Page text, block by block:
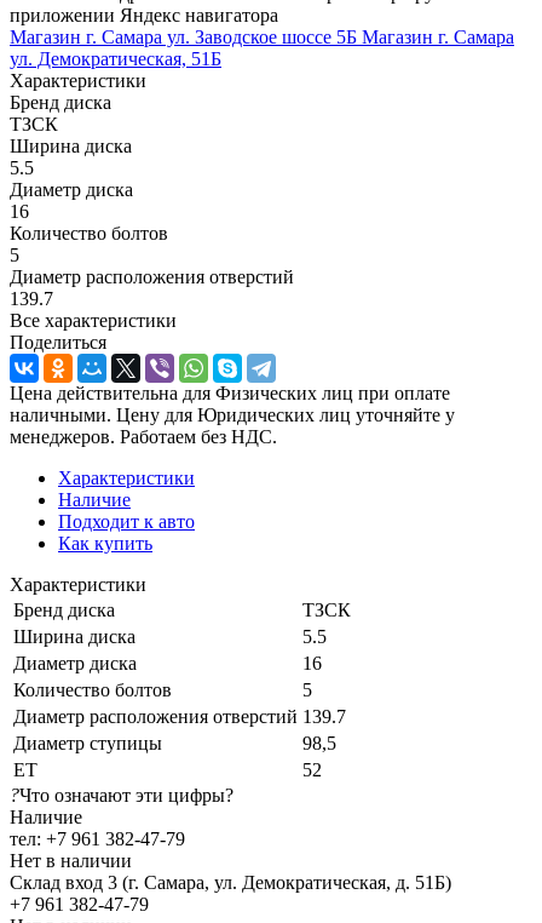
приложении Яндекс навигатора
Магазин г. Самара ул. Заводское шоссе 5Б Магазин г. Самара
ул. Демократическая, 51Б
Характеристики
Бренд диска
ТЗСК
Ширина диска
5.5
Диаметр диска
16
Количество болтов
5
Диаметр расположения отверстий
139.7
Все характеристики
Поделиться
Цена действительна для Физических лиц при оплате
наличными. Цену для Юридических лиц уточняйте у
менеджеров. Работаем без НДС.
Характеристики
Наличие
Подходит к авто
Как купить
Характеристики
Бренд диска
ТЗСК
Ширина диска
5.5
Диаметр диска
16
Количество болтов
5
Диаметр расположения отверстий 139.7
Диаметр ступицы
98,5
ЕТ
52
?Что означают эти цифры?
Наличие
тел: +7 961 382-47-79
Нет в наличии
Склад вход 3 (г. Самара, ул. Демократическая, д. 51Б)
+7 961 382-47-79